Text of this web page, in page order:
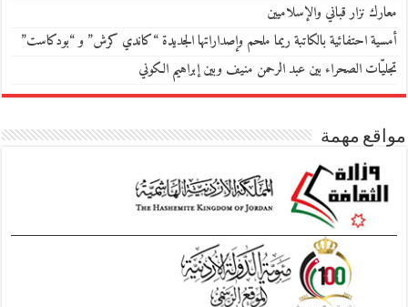
معارك نزار قباني والإسلاميين
أمسية احتفائية بالكاتبة ريما ملحم وإصداراتها الجديدة “كاندي كرش” و “بودكاست”
تجليّات الصحراء بين عبد الرحمن منيف وبين إبراهيم الكوني
مواقع مهمة